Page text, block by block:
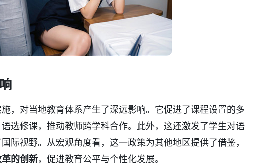
，对当地教育体系产生了深远影响。它促进了课程设置的多
选修课，推动教师跨学科合作。此外，这还激发了学生对语
际视野。从宏观角度看，这一政策为其他地区提供了借鉴，
的创新，促进教育公平与个性化发展。